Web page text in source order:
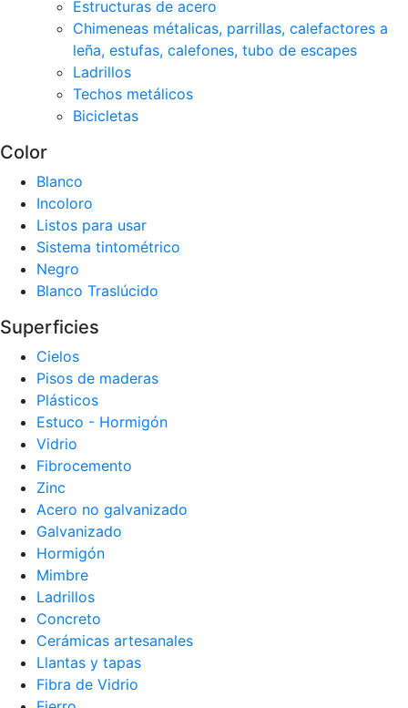
Estructuras de acero
Chimeneas métalicas, parrillas, calefactores a
leña, estufas, calefones, tubo de escapes
Ladrillos
Techos metálicos
Bicicletas
Color
Blanco
Incoloro
Listos para usar
Sistema tintométrico
Negro
Blanco Traslúcido
Superficies
Cielos
Pisos de maderas
Plásticos
Estuco - Hormigón
Vidrio
Fibrocemento
Zinc
Acero no galvanizado
Galvanizado
Hormigón
Mimbre
Ladrillos
Concreto
Cerámicas artesanales
Llantas y tapas
Fibra de Vidrio